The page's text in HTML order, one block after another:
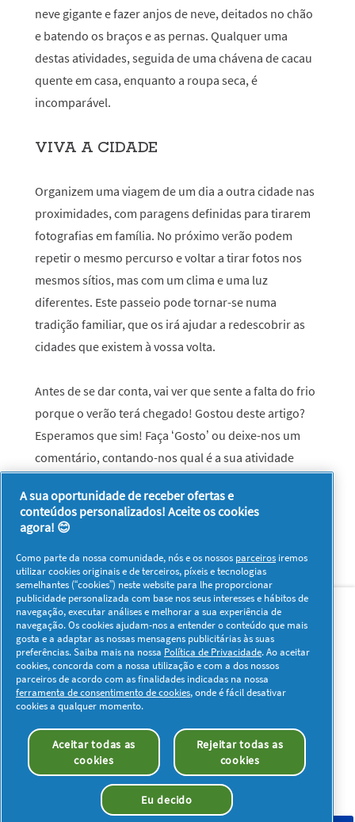
neve gigante e fazer anjos de neve, deitados no chão
e batendo os braços e as pernas. Qualquer uma
destas atividades, seguida de uma chávena de cacau
quente em casa, enquanto a roupa seca, é
incomparável.
VIVA A CIDADE
Organizem uma viagem de um dia a outra cidade nas
proximidades, com paragens definidas para tirarem
fotografias em família. No próximo verão podem
repetir o mesmo percurso e voltar a tirar fotos nos
mesmos sítios, mas com um clima e uma luz
diferentes. Este passeio pode tornar-se numa
tradição familiar, que os irá ajudar a redescobrir as
cidades que existem à vossa volta.
Antes de se dar conta, vai ver que sente a falta do frio
porque o verão terá chegado! Gostou deste artigo?
Esperamos que sim! Faça ‘Gosto’ ou deixe-nos um
comentário, contando-nos qual é a sua atividade
Sobre nós Contacto Visitar www.pg.com
Redes Sociais
Os meus dados Privacidade
Sobre os Cookies
Termos e Condições
Declaração de Acessibilidade
© 2026 Procter & Gamble. Todos os direitos reservados. O uso e
acesso à informação presentes neste site estão sujeitos aos
termos e condições definidos no nosso acordo legal.
A sua oportunidade de receber ofertas e
conteúdos personalizados! Aceite os cookies
agora! 😊
Como parte da nossa comunidade, nós e os nossos parceiros iremos
utilizar cookies originais e de terceiros, píxeis e tecnologias
semelhantes (“cookies”) neste website para lhe proporcionar
publicidade personalizada com base nos seus interesses e hábitos de
navegação, executar análises e melhorar a sua experiência de
navegação. Os cookies ajudam-nos a entender o conteúdo que mais
gosta e a adaptar as nossas mensagens publicitárias às suas
preferências. Saiba mais na nossa Política de Privacidade. Ao aceitar
cookies, concorda com a nossa utilização e com a dos nossos
parceiros de acordo com as finalidades indicadas na nossa
ferramenta de consentimento de cookies, onde é fácil desativar
cookies a qualquer momento.
Aceitar todas as
cookies
Rejeitar todas as
cookies
Eu decido